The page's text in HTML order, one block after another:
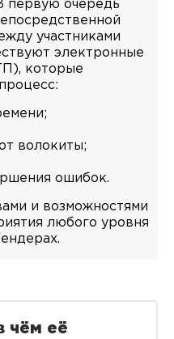
первую очередь
участниками
электронные
которые
волокиты;
ошибок.
и возможностями
любого уровня
чём её